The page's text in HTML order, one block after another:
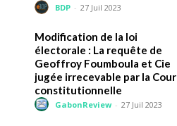
BDP - 27 Juil 2023
Modification de la loi
électorale : La requête de
Geoffroy Foumboula et Cie
jugée irrecevable par la Cour
constitutionnelle
GabonReview - 27 Juil 2023